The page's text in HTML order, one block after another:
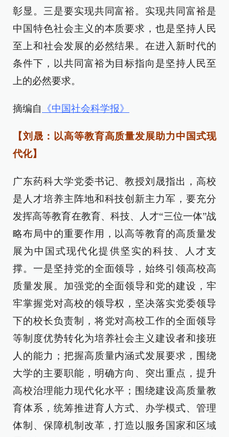
彰显。三是要实现共同富裕。实现共同富裕是
中国特色社会主义的本质要求，也是坚持人民
至上和社会发展的必然结果。在进入新时代的
条件下，以共同富裕为目标指向是坚持人民至
上的必然要求。
摘编自 《中国社会科学报》
【刘晟：以高等教育高质量发展助力中国式现
代化】
广东药科大学党委书记、教授刘晟指出，高校
是人才培养主阵地和科技创新主力军，要充分
发挥高等教育在教育、科技、人才“三位一体”战
略布局中的重要作用，以高等教育的高质量发
展为中国式现代化提供坚实的科技、人才支
撑。一是坚持党的全面领导，始终引领高校高
质量发展。加强党的全面领导和党的建设，牢
牢掌握党对高校的领导权，坚决落实党委领导
下的校长负责制，将党对高校工作的全面领导
等制度优势转化为培养社会主义建设者和接班
人的能力；把握高质量内涵式发展要求，围绕
大学的主要职能，明确方向、突出重点，提升
高校治理能力现代化水平；围绕建设高质量教
育体系，统筹推进育人方式、办学模式、管理
体制、保障机制改革，打造以服务国家和区域